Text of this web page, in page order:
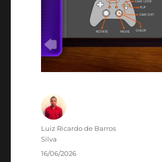
Autor
Luiz Ricardo de Barros
Silva
Publicado
16/06/2026